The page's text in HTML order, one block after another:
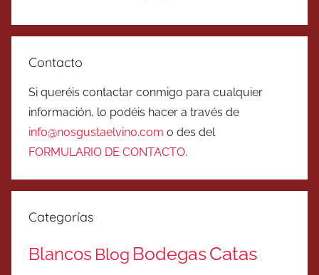
Contacto
Si queréis contactar conmigo para cualquier
información, lo podéis hacer a través de
info@nosgustaelvino.com o des del
FORMULARIO DE CONTACTO.
Categorías
Blancos Blog BodegasCatas